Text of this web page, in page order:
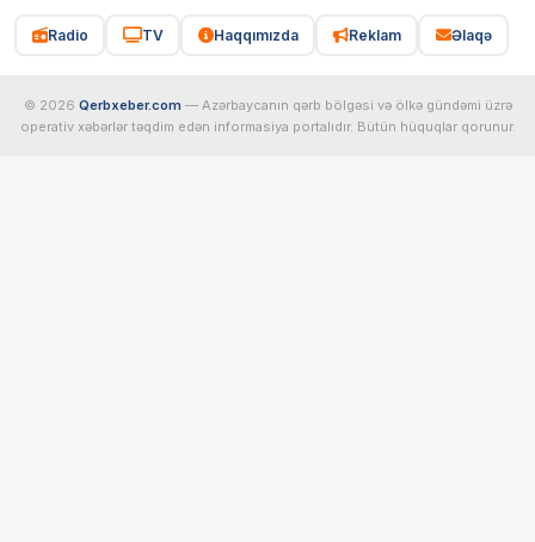
Radio TV Haqqımızda Reklam Əlaqə
© 2026 Qerbxeber.com — Azərbaycanın qərb bölgəsi və ölkə gündəmi üzrə
operativ xəbərlər təqdim edən informasiya portalıdır. Bütün hüquqlar qorunur.